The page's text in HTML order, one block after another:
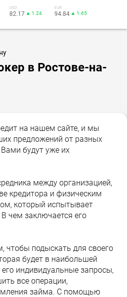
USD
82.17 ▲ 1.24
EUR
94.84 ▲ 1.65
в Ростове-на-
на нашем сайте, и мы
предложений от разных
будут уже их
между организацией,
кредитора и физическим
который испытывает
чем заключается его
чтобы подыскать для своего
будет в наибольшей
его индивидуальные запросы,
все операции,
займа. С помощью